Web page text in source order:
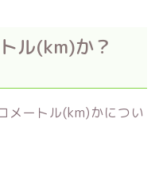
ル(km)か？
メートル(km)かについ